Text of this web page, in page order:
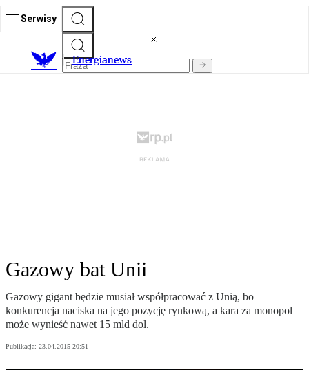
Serwisy
Energianews
Gazowy bat Unii
Gazowy gigant będzie musiał współpracować z Unią, bo
konkurencja naciska na jego pozycję rynkową, a kara za monopol
może wynieść nawet 15 mld dol.
Publikacja: 23.04.2015 20:51